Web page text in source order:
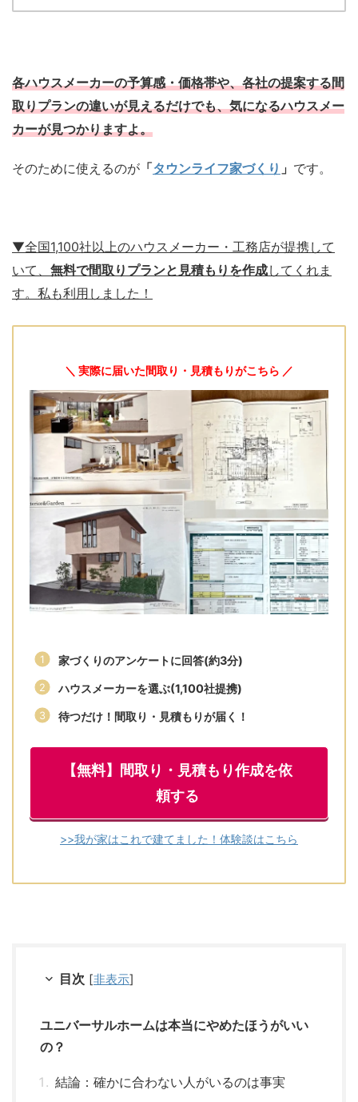
各ハウスメーカーの予算感・価格帯や、各社の提案する間
取りプランの違いが見えるだけでも、気になるハウスメー
カーが見つかりますよ。
そのために使えるのが 「タウンライフ家づくり 」 です。
▼全国1,100社以上のハウスメーカー・工務店が提携して
いて、 無料で間取りプランと見積もりを作成してくれま
す。私も利用しました！
＼ 実際に届いた間取り・見積もりがこちら ／
家づくりのアンケートに回答(約3分)
ハウスメーカーを選ぶ(1,100社提携)
待つだけ！間取り・見積もりが届く！
【無料】間取り・見積もり作成を依
頼する
>>我が家はこれで建てました！体験談はこちら
目次 [非表示]
ユニバーサルホームは本当にやめたほうがいい
の？
結論：確かに合わない人がいるのは事実